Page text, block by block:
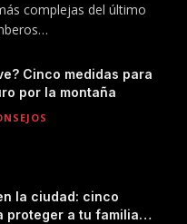
complejas del último
Cinco medidas para
por la montaña
la ciudad: cinco
proteger a tu familia